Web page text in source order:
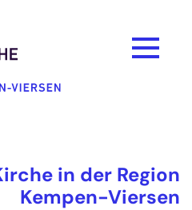
in der Region
Kempen-Viersen